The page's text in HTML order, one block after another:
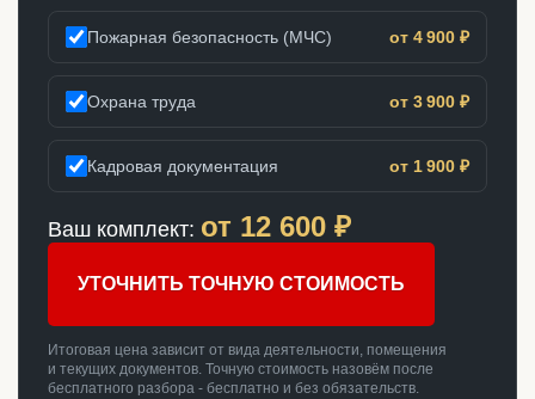
Пожарная безопасность (МЧС) от 4 900 ₽
Охрана труда от 3 900 ₽
Кадровая документация от 1 900 ₽
Ваш комплект: от 12 600 ₽
УТОЧНИТЬ ТОЧНУЮ СТОИМОСТЬ
Итоговая цена зависит от вида деятельности, помещения
и текущих документов. Точную стоимость назовём после
бесплатного разбора - бесплатно и без обязательств.